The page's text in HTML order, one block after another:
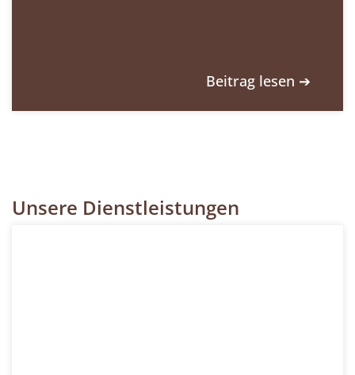
Beitrag lesen ➔
Unsere Dienstleistungen